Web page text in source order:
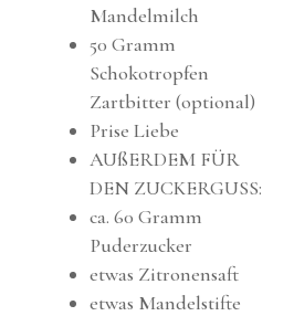
Mandelmilch
50 Gramm
Schokotropfen
Zartbitter (optional)
Prise Liebe
AUßERDEM FÜR
DEN ZUCKERGUSS:
ca. 60 Gramm
Puderzucker
etwas Zitronensaft
etwas Mandelstifte